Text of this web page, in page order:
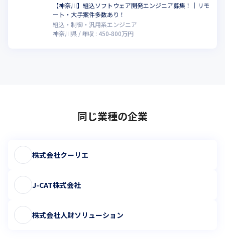
【神奈川】組込ソフトウェア開発エンジニア募集！｜リモ
ート・大手案件多数あり！
組込・制御・汎用系エンジニア
神奈川県
年収 : 450-800万円
同じ業種の企業
株式会社クーリエ
J-CAT株式会社
株式会社人財ソリューション